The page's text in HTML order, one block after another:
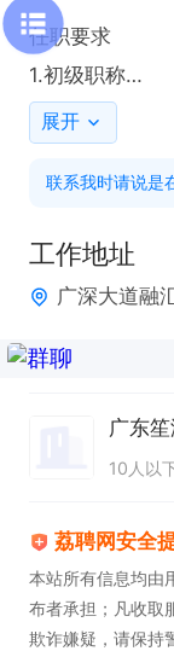
任职要求
1.初级职称
2. 熟悉电力技
1. 负责电力设
2. 及时处理电
3. 协助进行电
展开
联系我时请说是
工作地址
广深大道融
广东
10人以
荔聘网安全
本站所有信息均由
布者承担；凡收取
欺诈嫌疑，请保持